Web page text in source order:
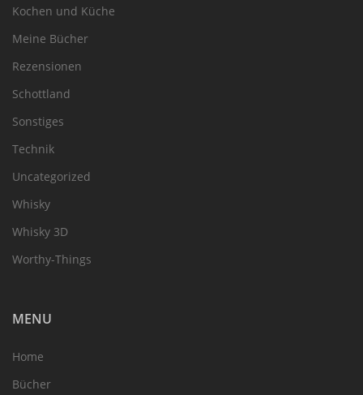
Kochen und Küche
Meine Bücher
Rezensionen
Schottland
Sonstiges
Technik
Uncategorized
Whisky
Whisky 3D
Worthy-Things
MENU
Home
Bücher